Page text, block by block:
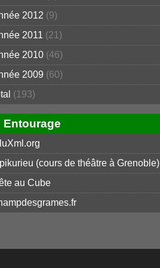
2012 (9)
2011 (21)
2010 (46)
2009 (60)
(193)
Entourage
(cours de théâtre à Grenoble)
au Cube